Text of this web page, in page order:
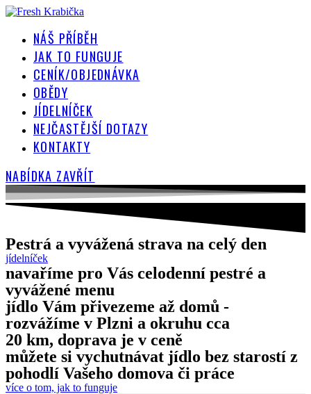
Přejít
obsahuNÁŠ PŘÍBĚH
JAK TO FUNGUJE
CENÍK/OBJEDNÁVKA
OBĚDY
JÍDELNÍČEK
NEJČASTĚJŠÍ DOTAZY
KONTAKTY
NABÍDKA ZAVŘÍT
Pestrá a vyvážená strava na celý den
jídelníček
navaříme pro Vás celodenní pestré a
vyvážené menu
jídlo Vám přivezeme až domů -
rozvážíme v Plzni a okruhu cca
20 km, doprava je v ceně
můžete si vychutnávat jídlo bez starostí z
pohodlí Vašeho domova či práce
více o tom, jak to funguje